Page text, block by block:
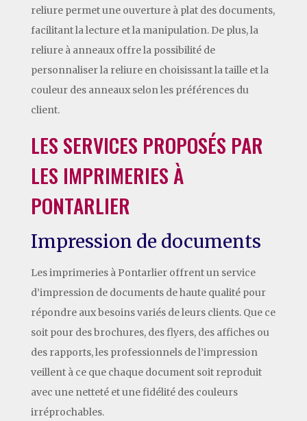
reliure permet une ouverture à plat des documents,
facilitant la lecture et la manipulation. De plus, la
reliure à anneaux offre la possibilité de
personnaliser la reliure en choisissant la taille et la
couleur des anneaux selon les préférences du
client.
LES SERVICES PROPOSÉS PAR
LES IMPRIMERIES À
PONTARLIER
Impression de documents
Les imprimeries à Pontarlier offrent un service
d’impression de documents de haute qualité pour
répondre aux besoins variés de leurs clients. Que ce
soit pour des brochures, des flyers, des affiches ou
des rapports, les professionnels de l’impression
veillent à ce que chaque document soit reproduit
avec une netteté et une fidélité des couleurs
irréprochables.